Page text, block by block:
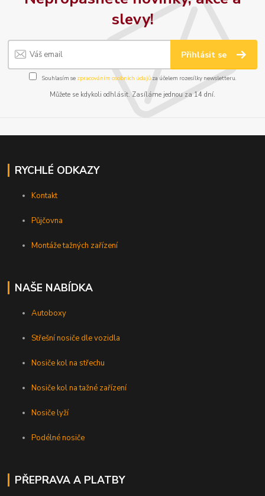
slevy!
Přihlásit se
Souhlasím se zpracováním osobních údajůza účelem rozesílky newsletteru.
Můžete se kdykoli odhlásit. Zasíláme jednou za 14 dní.
RYCHLÉ ODKAZY
Kontakt
Půjčovna
Montáže tažných zařízení
NAŠE NABÍDKA
Autoboxy
Střešní nosiče dle vozidla
Nosiče kol na střechu
Nosiče kol na tažné zařízení
Nosiče lyží
Podélné nosiče
PŘEPRAVA A PLATBY